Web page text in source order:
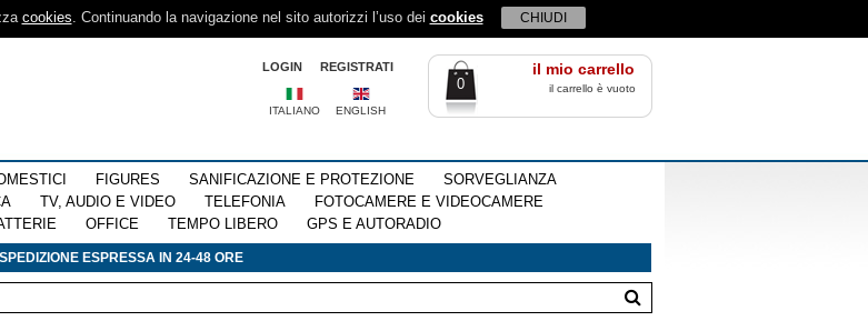
cookies. Continuando la navigazione nel sito autorizzi l’uso dei cookies CHIUDI
il mio carrello
0 il carrello è vuoto
REGISTRATI
LOGIN
ITALIANO ENGLISH
FIGURES SANIFICAZIONE E PROTEZIONE
SORVEGLIANZA
TV, AUDIO E VIDEO TELEFONIA
FOTOCAMERE E VIDEOCAMERE
OFFICE TEMPO LIBERO GPS E AUTORADIO
SPEDIZIONE ESPRESSA IN 24-48 ORE